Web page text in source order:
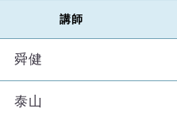
講師
舜健
泰山